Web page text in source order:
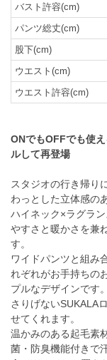
バスト許容(cm)
パンツ総丈(cm)
股下(cm)
ウエスト(cm)
ウエスト許容(cm)
ONでもOFFでも使
ルして再登場
スタジオの行き帰り
わっとした立体感の
ハイネック×ラグラ
やすさと暖かさを兼
す。
ワイドパンツと組み
れぞれがお手持ちの
プルなデザインです。
さりげないSUKALA
せてくれます。
温かみのある起毛素
菌・防臭機能付きで